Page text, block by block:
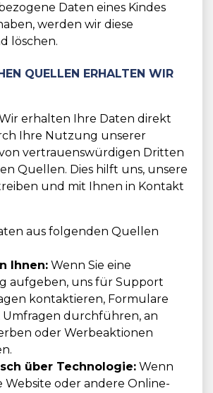
Daten eines Kindes
werden wir diese
löschen.
QUELLEN ERHALTEN WIR
erhalten Ihre Daten direkt
Ihre Nutzung unserer
vertrauenswürdigen Dritten
Quellen. Dies hilft uns, unsere
und mit Ihnen in Kontakt
aus folgenden Quellen
Ihnen: Wenn Sie eine
aufgeben, uns für Support
kontaktieren, Formulare
Umfragen durchführen, an
oder Werbeaktionen
über Technologie: Wenn
Website oder andere Online-